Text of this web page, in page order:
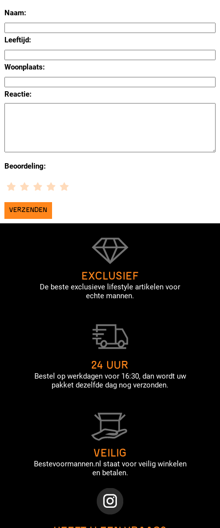
Naam:
Leeftijd:
Woonplaats:
Reactie:
Beoordeling:
EXCLUSIEF
De beste exclusieve lifestyle artikelen voor
echte mannen.
24 UUR
Bestel op werkdagen voor 16:30, dan wordt uw
pakket dezelfde dag nog verzonden.
VEILIG
Bestevoormannen.nl staat voor veilig winkelen
en betalen.